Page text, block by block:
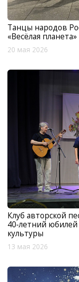
Танцы народов
«Весёлая
20 мая 2026
Клуб авторской
40‑летний
культуры
13 мая 2026